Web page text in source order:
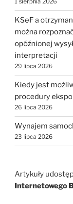
KSeF a
można
opóźnionej
interpretacji
29 lipca 2026
Kiedy jest
procedury
26 lipca 2026
Wynajem
23 lipca 2026
Artykuły
Internetowego